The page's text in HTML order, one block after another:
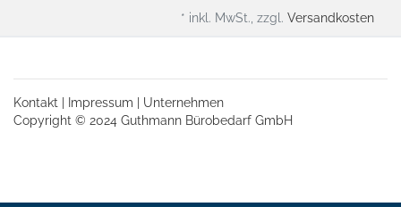
* inkl. MwSt., zzgl. Versandkosten
Kontakt Impressum
Unternehmen
Copyright © 2024 Guthmann Bürobedarf GmbH